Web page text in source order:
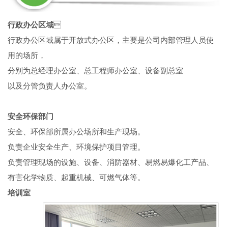
行政办公区域
行政办公区域属于开放式办公区，主要是公司内部管理人员使
用的场所，
分别为总经理办公室、总工程师办公室、设备副总室
以及分管负责人办公室。
安全环保部门
安全、环保部所属办公场所和生产现场。
负责企业安全生产、环境保护项目管理。
负责管理现场的设施、设备、消防器材、易燃易爆化工产品、
有害化学物质、起重机械、可燃气体等。
培训室